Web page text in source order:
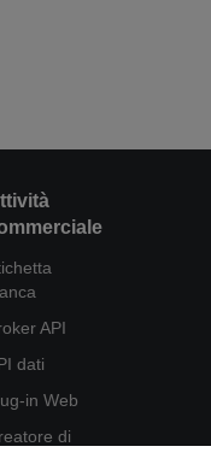
API
dati
in Web
di